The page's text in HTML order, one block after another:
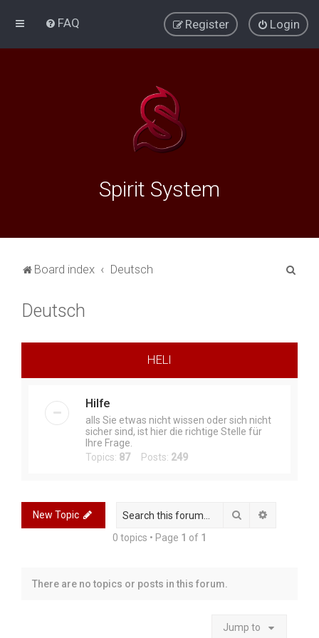
FAQ Login
Register
Spirit System
Board index Deutsch
Deutsch
HELI
Hilfe
alls Sie etwas nicht wissen oder sich nicht
sicher sind, ist hier die richtige Stelle für
Ihre Frage.
Topics: 87Posts: 249
New Topic Search
0 topics • Page 1 of 1
There are no topics or posts in this forum.
Jump to